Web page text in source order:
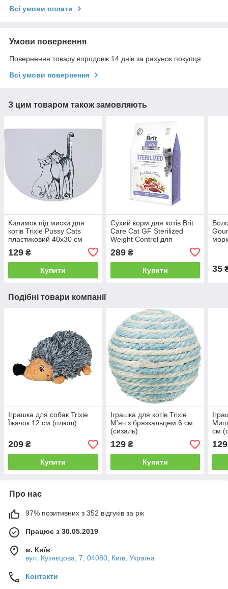
Всі умови оплати
Умови повернення
Повернення товару впродовж 14 днів за рахунок покупця
Всі умови повернення
З цим товаром також замовляють
Килимок під миски для
котів Trixie Pussy Cats
пластиковий 40х30 см
129 ₴
Купити
Сухий корм для котів Brit
Care Cat GF Sterilized
Weight Control для
кастрованих для контролю
ваги курка індичка 400 г
289₴
Купити 35
Подібні товари компанії
Іграшка для собак Trixie
Їжачок 12 см (плюш)
209 ₴
Купити
Іграшка для котів Trixie
М'яч з брязкальцем 6 см
(сизаль)
129₴
Купити
см
129
Про нас
97% позитивних з 352 відгуків за рік
Працює з 30.05.2019
м. Київ
вул. Кузнєцова, 7, 04080, Київ, Україна
Контакти